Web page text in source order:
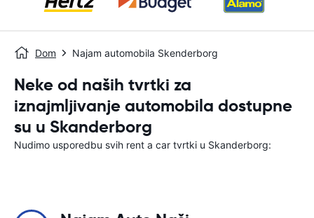
Dom Najam automobila Skenderborg
Neke od naših tvrtki za
iznajmljivanje automobila dostupne
su u Skanderborg
Nudimo usporedbu svih rent a car tvrtki u Skanderborg: